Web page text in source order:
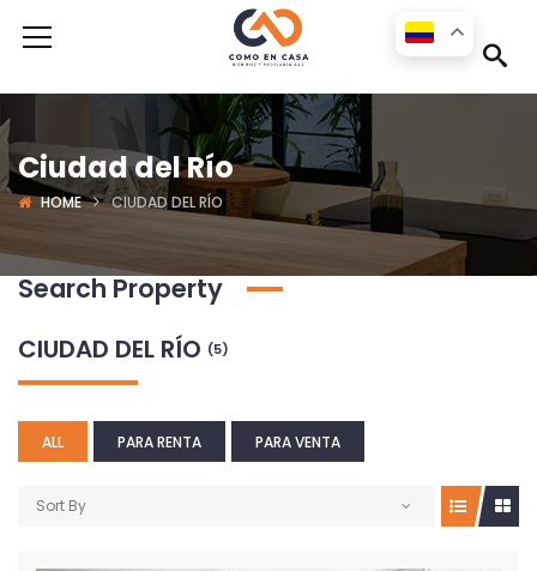
Ciudad del Río
HOME CIUDAD DEL RÍO
Search Property
CIUDAD DEL RÍO (5)
ALL PARA RENTA PARA VENTA
Sort By